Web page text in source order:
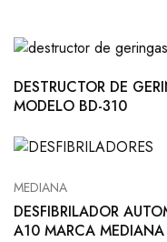
DESTRUCTOR DE
MODELO BD-310
MEDIANA
DESFIBRILADOR
A10 MARCA MEDIANA